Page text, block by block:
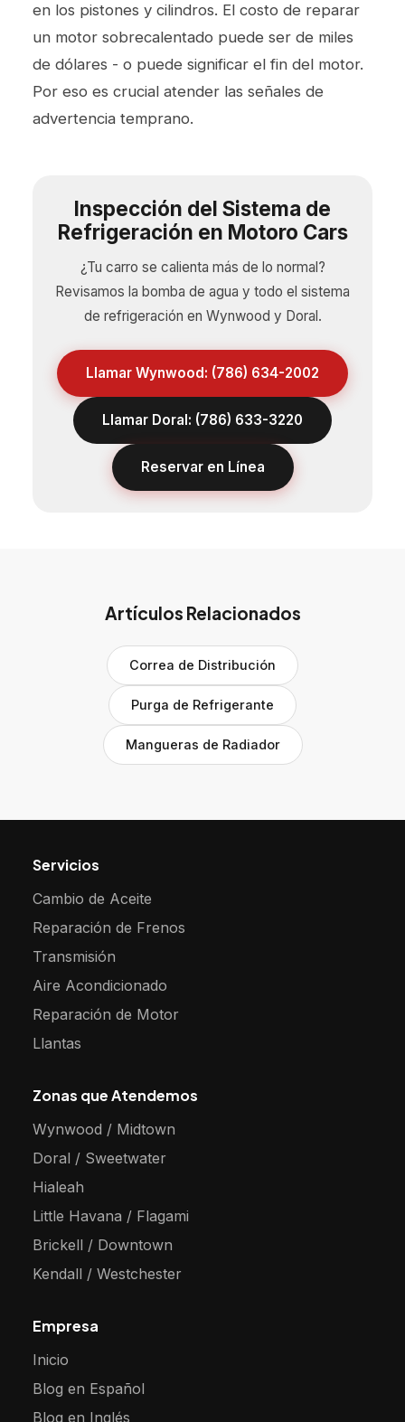
en los pistones y cilindros. El costo de reparar
un motor sobrecalentado puede ser de miles
de dólares - o puede significar el fin del motor.
Por eso es crucial atender las señales de
advertencia temprano.
Inspección del Sistema de
Refrigeración en Motoro Cars
¿Tu carro se calienta más de lo normal?
Revisamos la bomba de agua y todo el sistema
de refrigeración en Wynwood y Doral.
Llamar Wynwood: (786) 634-2002
Llamar Doral: (786) 633-3220
Reservar en Línea
Artículos Relacionados
Correa de Distribución
Purga de Refrigerante
Mangueras de Radiador
Servicios
Cambio de Aceite
Reparación de Frenos
Transmisión
Aire Acondicionado
Reparación de Motor
Llantas
Zonas que Atendemos
Wynwood / Midtown
Doral / Sweetwater
Hialeah
Little Havana / Flagami
Brickell / Downtown
Kendall / Westchester
Empresa
Inicio
Blog en Español
Blog en Inglés